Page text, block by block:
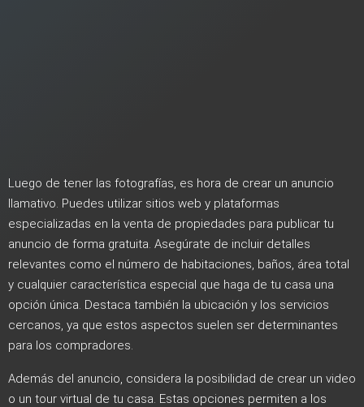
Luego de tener las fotografías, es hora de crear un anuncio
llamativo. Puedes utilizar sitios web y plataformas
especializadas en la venta de propiedades para publicar tu
anuncio de forma gratuita. Asegúrate de incluir detalles
relevantes como el número de habitaciones, baños, área total
y cualquier característica especial que haga de tu casa una
opción única. Destaca también la ubicación y los servicios
cercanos, ya que estos aspectos suelen ser determinantes
para los compradores.
Además del anuncio, considera la posibilidad de crear un video
o un tour virtual de tu casa. Estas opciones permiten a los